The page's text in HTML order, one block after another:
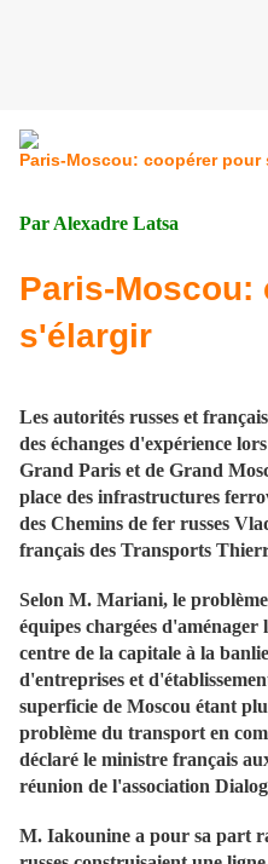
Paris-Moscou: coopérer pour
Par Alexadre Latsa
Paris-Moscou:
s'élargir
Les autorités russes et
des échanges d'expérience
Grand Paris et de Grand
place des infrastructures
des Chemins de fer russes
français des Transports
Selon M. Mariani, le
équipes chargées
centre de la capitale à la
d'entreprises et
superficie de Moscou étant
problème du transport en
déclaré le ministre français
réunion de l'association
M. Iakounine a pour sa part